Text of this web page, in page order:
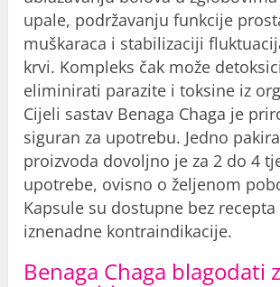
upale, podržavanju funkcije
muškaraca i stabilizaciji
krvi. Kompleks čak može
eliminirati parazite i toksine iz
Cijeli sastav Benaga Chaga je
siguran za upotrebu. Jedno
proizvoda dovoljno je za 2 do 4
upotrebe, ovisno o željenom
Kapsule su dostupne bez
iznenadne kontraindikacije.
Benaga Chaga blagodati